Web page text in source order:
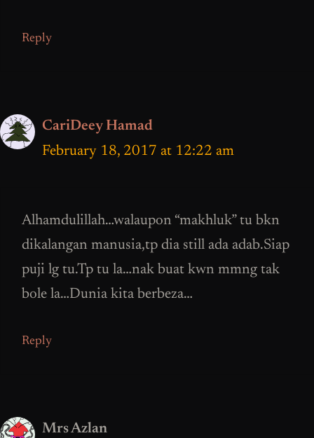
Reply
CariDeey Hamad
February 18, 2017 at 12:22 am
Alhamdulillah…walaupon “makhluk” tu bkn
dikalangan manusia,tp dia still ada adab.Siap
puji lg tu.Tp tu la…nak buat kwn mmng tak
bole la…Dunia kita berbeza…
Reply
Mrs Azlan